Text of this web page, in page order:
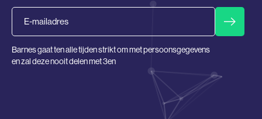
Barnes gaat ten alle tijden strikt om met persoonsgegevens
en zal deze nooit delen met 3en